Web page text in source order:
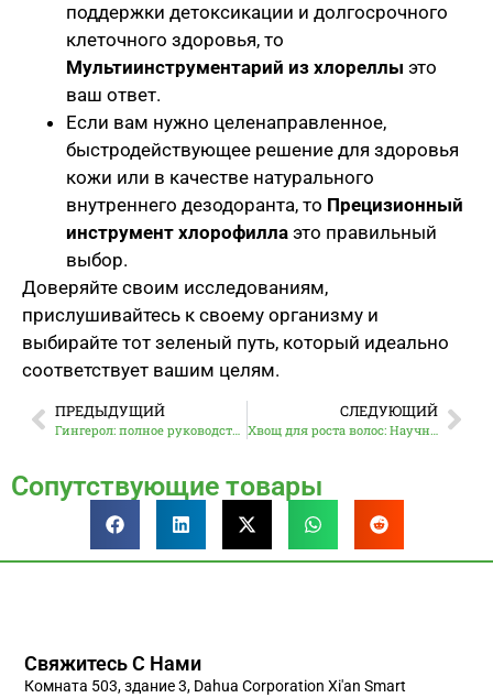
поддержки детоксикации и долгосрочного
клеточного здоровья, то
Мультиинструментарий из хлореллы это
ваш ответ.
Если вам нужно целенаправленное,
быстродействующее решение для здоровья
кожи или в качестве натурального
внутреннего дезодоранта, то Прецизионный
инструмент хлорофилла это правильный
выбор.
Доверяйте своим исследованиям,
прислушивайтесь к своему организму и
выбирайте тот зеленый путь, который идеально
соответствует вашим целям.
ПРЕДЫДУЩИЙ СЛЕДУЮЩИЙ
Сопутствующие товары
Свяжитесь С Нами
Комната 503, здание 3, Dahua Corporation Xi'an Smart